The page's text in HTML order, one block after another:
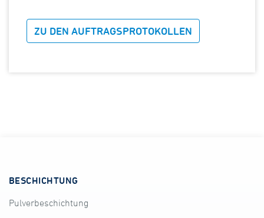
ZU DEN AUFTRAGSPROTOKOLLEN
BESCHICHTUNG
Pulverbeschichtung